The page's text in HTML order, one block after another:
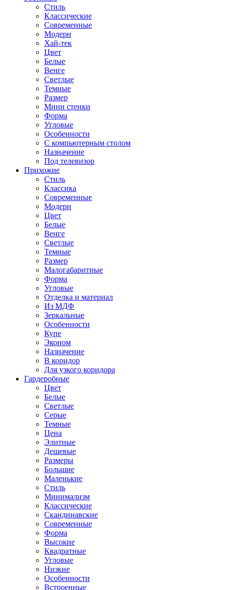
Стиль
Классические
Современные
Модерн
Хай-тек
Цвет
Белые
Венге
Светлые
Темные
Размер
Мини стенки
Форма
Угловые
Особенности
С компьютерным столом
Назначение
Под телевизор
Прихожие
Стиль
Классика
Современные
Модерн
Цвет
Белые
Венге
Светлые
Темные
Размер
Малогабаритные
Форма
Угловые
Отделка и материал
Из МДФ
Зеркальные
Особенности
Купе
Эконом
Назначение
В коридор
Для узкого коридора
Гардеробные
Цвет
Белые
Светлые
Серые
Темные
Цена
Элитные
Дешевые
Размеры
Большие
Маленькие
Стиль
Минимализм
Классические
Скандинавские
Современные
Форма
Высокие
Квадратные
Угловые
Низкие
Особенности
Встроенные